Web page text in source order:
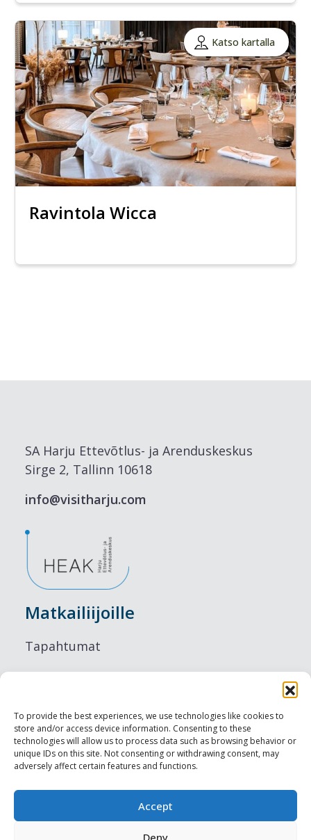
To provide the best experiences, we use technologies like cookies to
store and/or access device information. Consenting to these
technologies will allow us to process data such as browsing behavior or
unique IDs on this site. Not consenting or withdrawing consent, may
adversely affect certain features and functions.
Accept
Deny
Katso kartalla
Ravintola Wicca
SA Harju Ettevõtlus- ja Arenduskeskus
Sirge 2, Tallinn 10618
info@visitharju.com
Matkailiijoille
Tapahtumat
Ruokailu
Nähtävyydet
Visit Tallinn
Ammattilaisille